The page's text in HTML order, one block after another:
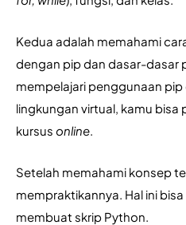
Kedua adalah memahami
dengan pip dan dasar-dasar
mempelajari penggunaan
lingkungan virtual, kamu
kursus online.
Setelah memahami konsep
mempraktikannya. Hal ini
membuat skrip Python.